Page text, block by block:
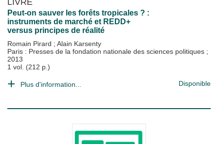
Peut-on sauver les forêts tropicales ? :
instruments de marché et REDD+
versus principes de réalité
Romain Pirard ; Alain Karsenty
Paris : Presses de la fondation nationale des sciences politiques ;
2013
1 vol. (212 p.)
Plus d'information... Disponible